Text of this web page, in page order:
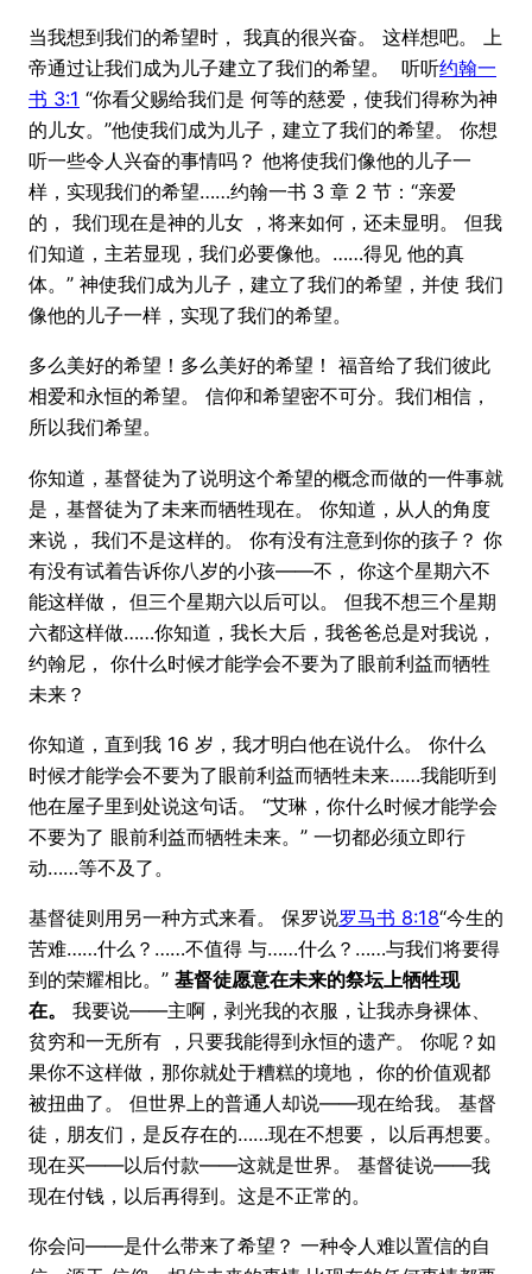
当我想到我们的希望时， 我真的很兴奋。 这样想吧。 上
帝通过让我们成为儿子建立了我们的希望。 听听约翰一
书 3:1 “你看父赐给我们是 何等的慈爱，使我们得称为神
的儿女。”他使我们成为儿子，建立了我们的希望。 你想
听一些令人兴奋的事情吗？ 他将使我们像他的儿子一
样，实现我们的希望……约翰一书 3 章 2 节：“亲爱
的， 我们现在是神的儿女 ，将来如何，还未显明。 但我
们知道，主若显现，我们必要像他。……得见 他的真
体。” 神使我们成为儿子，建立了我们的希望，并使 我们
像他的儿子一样，实现了我们的希望。
多么美好的希望！多么美好的希望！ 福音给了我们彼此
相爱和永恒的希望。 信仰和希望密不可分。我们相信，
所以我们希望。
你知道，基督徒为了说明这个希望的概念而做的一件事就
是，基督徒为了未来而牺牲现在。 你知道，从人的角度
来说， 我们不是这样的。 你有没有注意到你的孩子？ 你
有没有试着告诉你八岁的小孩——不， 你这个星期六不
能这样做， 但三个星期六以后可以。 但我不想三个星期
六都这样做……你知道，我长大后，我爸爸总是对我说，
约翰尼， 你什么时候才能学会不要为了眼前利益而牺牲
未来？
你知道，直到我 16 岁，我才明白他在说什么。 你什么
时候才能学会不要为了眼前利益而牺牲未来……我能听到
他在屋子里到处说这句话。 “艾琳，你什么时候才能学会
不要为了 眼前利益而牺牲未来。” 一切都必须立即行
动……等不及了。
基督徒则用另一种方式来看。 保罗说罗马书 8:18“今生的
苦难……什么？……不值得 与……什么？……与我们将要得
到的荣耀相比。” 基督徒愿意在未来的祭坛上牺牲现
在。
我要说——主啊，剥光我的衣服，让我赤身裸体、
贫穷和一无所有 ，只要我能得到永恒的遗产。 你呢？如
果你不这样做，那你就处于糟糕的境地， 你的价值观都
被扭曲了。 但世界上的普通人却说——现在给我。 基督
徒，朋友们，是反存在的……现在不想要， 以后再想要。
现在买——以后付款——这就是世界。 基督徒说——我
现在付钱，以后再得到。这是不正常的。
你会问——是什么带来了希望？ 一种令人难以置信的自